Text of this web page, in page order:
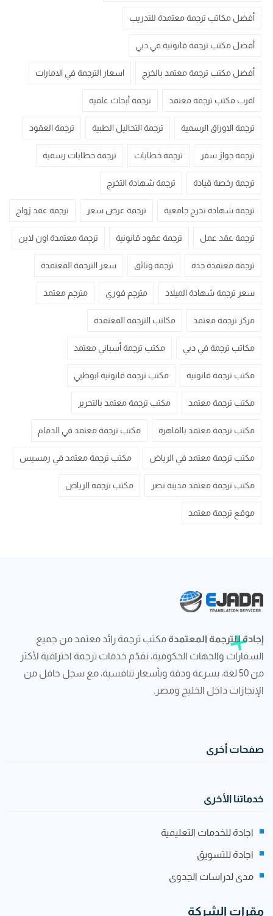
أفضل مكاتب ترجمة معتمدة للتدريب
أفضل مكتب ترجمة قانونية في دبي
أفضل مكتب ترجمة معتمد بالخرج اسعار الترجمة في الامارات
اقرب مكتب ترجمة معتمد ترجمة أبحاث علمية
ترجمة الاوراق الرسمية ترجمة التحاليل الطبية ترجمة العقود
ترجمة جواز سفر ترجمة خطابات ترجمة خطابات رسمية
ترجمة رخصة قيادة ترجمة شهادة التخرج
ترجمة شهادة تخرج جامعية ترجمة عرض سعر ترجمة عقد زواج
ترجمة عقد عمل ترجمة عقود قانونية ترجمة معتمدة اون لاين
ترجمة معتمدة جدة ترجمة وثائق سعر الترجمة المعتمدة
سعر ترجمة شهادة الميلاد مترجم فوري مترجم معتمد
مركز ترجمة معتمد مكاتب الترجمة المعتمدة
مكاتب ترجمة في دبي مكتب ترجمة أسباني معتمد
مكتب ترجمة قانونية مكتب ترجمة قانونية ابوظبي
مكتب ترجمة معتمد مكتب ترجمة معتمد بالتحرير
مكتب ترجمة معتمد بالقاهرة مكتب ترجمة معتمد في الدمام
مكتب ترجمة معتمد في الرياض مكتب ترجمة معتمد في رمسيس
مكتب ترجمة معتمد مدينة نصر مكتب ترجمه الرياض
موقع ترجمة معتمد
إجادة للترجمة المعتمدة مكتب ترجمة رائد معتمد من جميع
السفارات والجهات الحكومية، نقدّم خدمات ترجمة احترافية لأكثر
من 50 لغة، بسرعة ودقة وبأسعار تنافسية، مع سجل حافل من
الإنجازات داخل الخليج ومصر.
صفحات أخرى
خدماتنا الأخرى
اجادة للخدمات التعليمية
اجادة للتسويق
مدى لدراسات الجدوى
مقرات الشركة